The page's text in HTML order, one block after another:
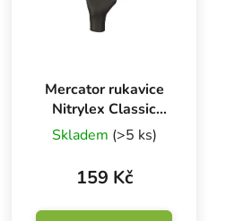
Mercator rukavice
Nitrylex Classic
BLACK L, 100 ks
Skladem (>5 ks)
159 Kč